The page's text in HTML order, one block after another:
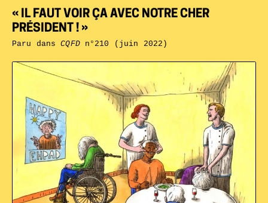
« IL FAUT VOIR ÇA AVEC NOTRE CHER
PRÉSIDENT ! »
Paru dansCQFDn°210 (juin 2022)